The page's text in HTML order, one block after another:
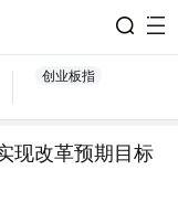
创业板指
现改革预期目标